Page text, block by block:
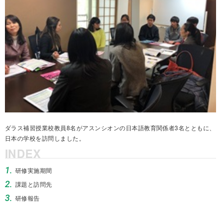
ダラス補習授業校教員8名がアスンシオンの日本語教育関係者3名とともに、
日本の学校を訪問しました。
INDEX
1. 研修実施期間
2. 課題と訪問先
3. 研修報告